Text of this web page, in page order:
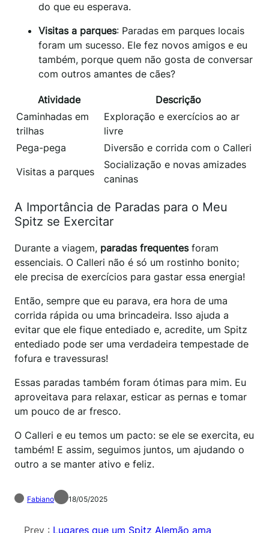
do que eu esperava.
Visitas a parques: Paradas em parques locais
foram um sucesso. Ele fez novos amigos e eu
também, porque quem não gosta de conversar
com outros amantes de cães?
Atividade
Descrição
Caminhadas em
trilhas
Exploração e exercícios ao ar
livre
Pega-pega
Diversão e corrida com o Calleri
Visitas a parques
Socialização e novas amizades
caninas
A Importância de Paradas para o Meu
Spitz se Exercitar
Durante a viagem, paradas frequentesforam
essenciais. O Calleri não é só um rostinho bonito;
ele precisa de exercícios para gastar essa energia!
Então, sempre que eu parava, era hora de uma
corrida rápida ou uma brincadeira. Isso ajuda a
evitar que ele fique entediado e, acredite, um Spitz
entediado pode ser uma verdadeira tempestade de
fofura e travessuras!
Essas paradas também foram ótimas para mim. Eu
aproveitava para relaxar, esticar as pernas e tomar
um pouco de ar fresco.
O Calleri e eu temos um pacto: se ele se exercita, eu
também! E assim, seguimos juntos, um ajudando o
outro a se manter ativo e feliz.
Fabiano 18/05/2025
Prev : Lugares que um Spitz Alemão ama